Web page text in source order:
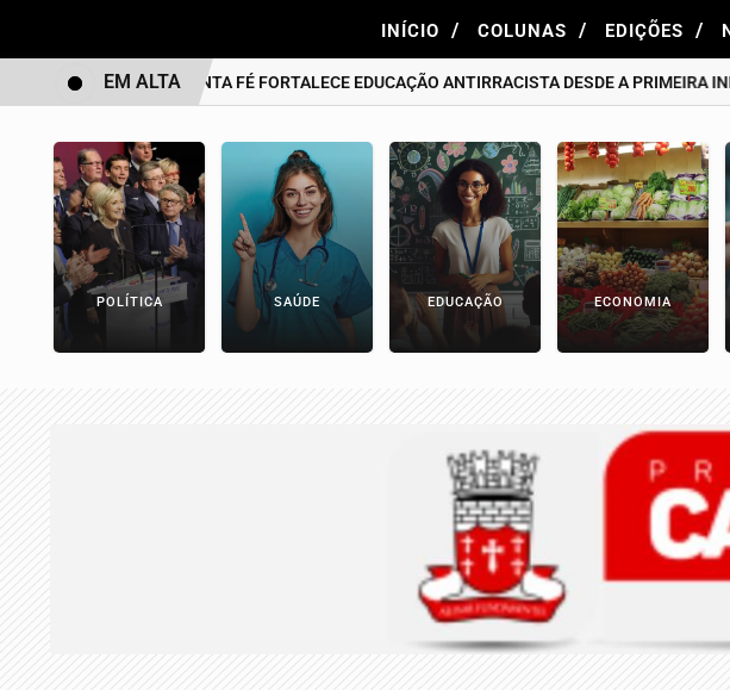
INÍCIO / COLUNAS / EDIÇÕES /
BONITO DE SANTA FÉ FORTALECE EDUCAÇÃO ANTIRRACISTA DESDE A PRIMEIRA
EM ALTA
POLÍTICA SAÚDE EDUCAÇÃO ECONOMIA